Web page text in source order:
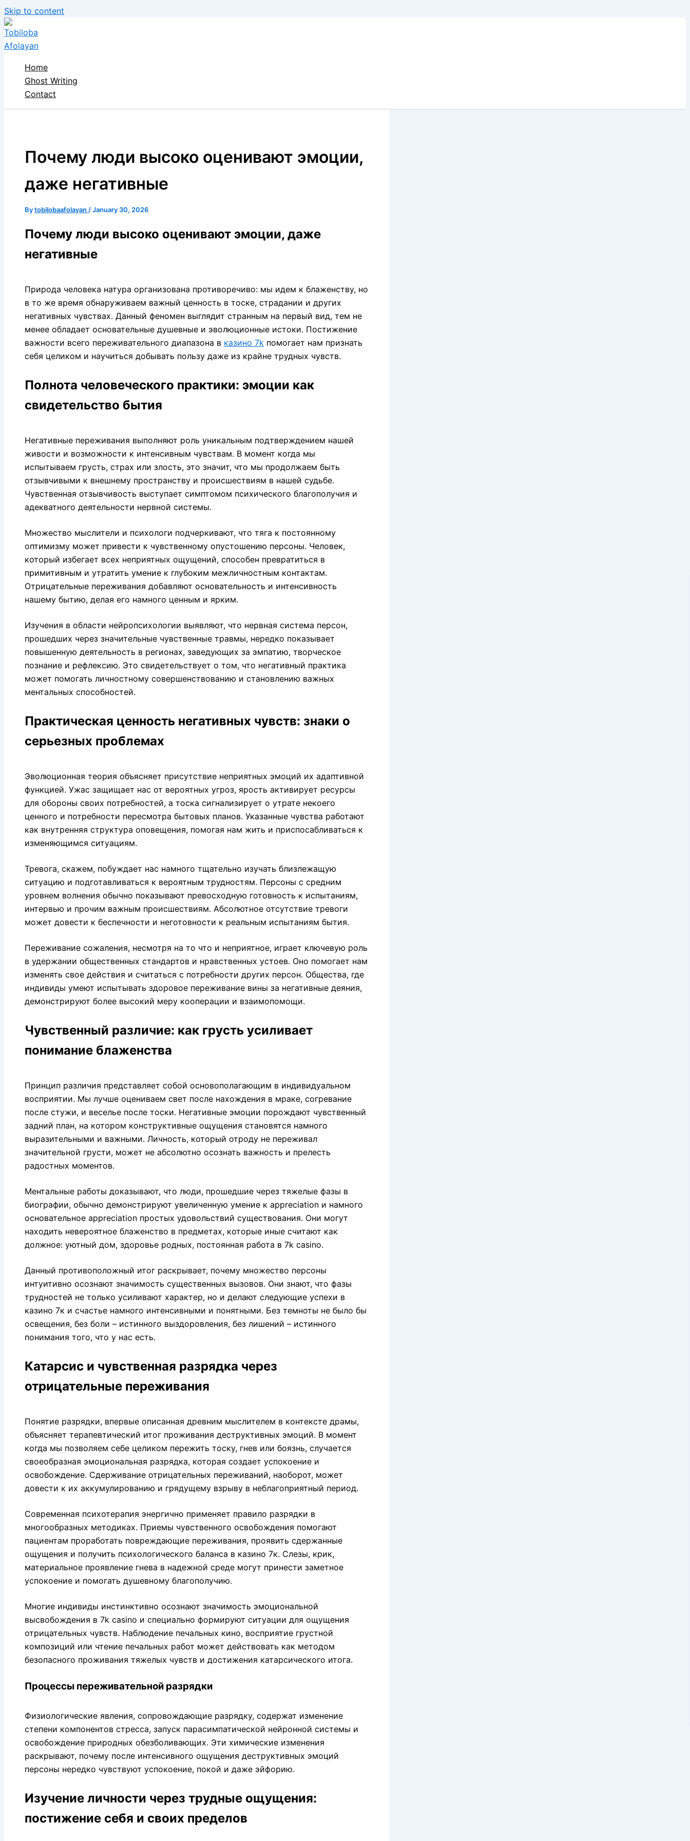
Skip to content
Home
Ghost Writing
Contact
Почему люди высоко оценивают эмоции,
даже негативные
Bytobilobaafolayan /January 30, 2026
Почему люди высоко оценивают эмоции, даже
негативные
Природа человека натура организована противоречиво: мы идем к блаженству, но
в то же время обнаруживаем важный ценность в тоске, страдании и других
негативных чувствах. Данный феномен выглядит странным на первый вид, тем не
менее обладает основательные душевные и эволюционные истоки. Постижение
важности всего переживательного диапазона в казино 7k помогает нам признать
себя целиком и научиться добывать пользу даже из крайне трудных чувств.
Полнота человеческого практики: эмоции как
свидетельство бытия
Негативные переживания выполняют роль уникальным подтверждением нашей
живости и возможности к интенсивным чувствам. В момент когда мы
испытываем грусть, страх или злость, это значит, что мы продолжаем быть
отзывчивыми к внешнему пространству и происшествиям в нашей судьбе.
Чувственная отзывчивость выступает симптомом психического благополучия и
адекватного деятельности нервной системы.
Множество мыслители и психологи подчеркивают, что тяга к постоянному
оптимизму может привести к чувственному опустошению персоны. Человек,
который избегает всех неприятных ощущений, способен превратиться в
примитивным и утратить умение к глубоким межличностным контактам.
Отрицательные переживания добавляют основательность и интенсивность
нашему бытию, делая его намного ценным и ярким.
Изучения в области нейропсихологии выявляют, что нервная система персон,
прошедших через значительные чувственные травмы, нередко показывает
повышенную деятельность в регионах, заведующих за эмпатию, творческое
познание и рефлексию. Это свидетельствует о том, что негативный практика
может помогать личностному совершенствованию и становлению важных
ментальных способностей.
Практическая ценность негативных чувств: знаки о
серьезных проблемах
Эволюционная теория объясняет присутствие неприятных эмоций их адаптивной
функцией. Ужас защищает нас от вероятных угроз, ярость активирует ресурсы
для обороны своих потребностей, а тоска сигнализирует о утрате некоего
ценного и потребности пересмотра бытовых планов. Указанные чувства работают
как внутренняя структура оповещения, помогая нам жить и приспосабливаться к
изменяющимся ситуациям.
Тревога, скажем, побуждает нас намного тщательно изучать близлежащую
ситуацию и подготавливаться к вероятным трудностям. Персоны с средним
уровнем волнения обычно показывают превосходную готовность к испытаниям,
интервью и прочим важным происшествиям. Абсолютное отсутствие тревоги
может довести к беспечности и неготовности к реальным испытаниям бытия.
Переживание сожаления, несмотря на то что и неприятное, играет ключевую роль
в удержании общественных стандартов и нравственных устоев. Оно помогает нам
изменять свое действия и считаться с потребности других персон. Общества, где
индивиды умеют испытывать здоровое переживание вины за негативные деяния,
демонстрируют более высокий меру кооперации и взаимопомощи.
Чувственный различие: как грусть усиливает
понимание блаженства
Принцип различия представляет собой основополагающим в индивидуальном
восприятии. Мы лучше оцениваем свет после нахождения в мраке, согревание
после стужи, и веселье после тоски. Негативные эмоции порождают чувственный
задний план, на котором конструктивные ощущения становятся намного
выразительными и важными. Личность, который отроду не переживал
значительной грусти, может не абсолютно осознать важность и прелесть
радостных моментов.
Ментальные работы доказывают, что люди, прошедшие через тяжелые фазы в
биографии, обычно демонстрируют увеличенную умение к appreciation и намного
основательное appreciation простых удовольствий существования. Они могут
находить невероятное блаженство в предметах, которые иные считают как
должное: уютный дом, здоровье родных, постоянная работа в 7k casino.
Данный противоположный итог раскрывает, почему множество персоны
интуитивно осознают значимость существенных вызовов. Они знают, что фазы
трудностей не только усиливают характер, но и делают следующие успехи в
казино 7к и счастье намного интенсивными и понятными. Без темноты не было бы
освещения, без боли – истинного выздоровления, без лишений – истинного
понимания того, что у нас есть.
Катарсис и чувственная разрядка через
отрицательные переживания
Понятие разрядки, впервые описанная древним мыслителем в контексте драмы,
объясняет терапевтический итог проживания деструктивных эмоций. В момент
когда мы позволяем себе целиком пережить тоску, гнев или боязнь, случается
своеобразная эмоциональная разрядка, которая создает успокоение и
освобождение. Сдерживание отрицательных переживаний, наоборот, может
довести к их аккумулированию и грядущему взрыву в неблагоприятный период.
Современная психотерапия энергично применяет правило разрядки в
многообразных методиках. Приемы чувственного освобождения помогают
пациентам проработать повреждающие переживания, проявить сдержанные
ощущения и получить психологического баланса в казино 7к. Слезы, крик,
материальное проявление гнева в надежной среде могут принести заметное
успокоение и помогать душевному благополучию.
Многие индивиды инстинктивно осознают значимость эмоциональной
высвобождения в 7k casino и специально формируют ситуации для ощущения
отрицательных чувств. Наблюдение печальных кино, восприятие грустной
композиций или чтение печальных работ может действовать как методом
безопасного проживания тяжелых чувств и достижения катарсического итога.
Процессы переживательной разрядки
Физиологические явления, сопровождающие разрядку, содержат изменение
степени компонентов стресса, запуск парасимпатической нейронной системы и
освобождение природных обезболивающих. Эти химические изменения
раскрывают, почему после интенсивного ощущения деструктивных эмоций
персоны нередко чувствуют успокоение, покой и даже эйфорию.
Изучение личности через трудные ощущения:
постижение себя и своих пределов